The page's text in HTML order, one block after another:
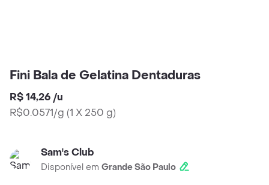
Fini Bala de Gelatina Dentaduras
R$ 14,26 /u
R$0.0571/g (1 X 250 g)
Sam's Club
Disponível em Grande São Paulo